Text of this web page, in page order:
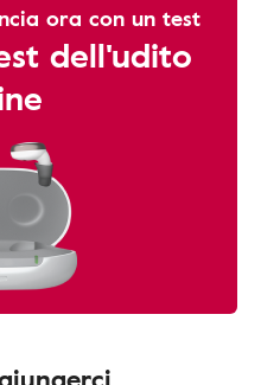
ora con un test
dell'udito